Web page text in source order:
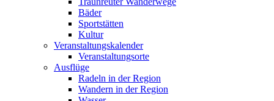
Bäder
Sportstätten
Kultur
Veranstaltungskalender
Veranstaltungsorte
Ausflüge
Radeln in der Region
Wandern in der Region